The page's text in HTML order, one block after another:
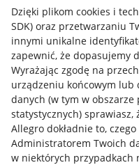
Dzięki plikom cookies i
SDK) oraz przetwarzaniu
innymi unikalne
zapewnić, że dopasujemy
Wyrażając zgodę na
urządzeniu końcowym
danych (w tym w
statystycznych) sprawiasz,
Allegro dokładnie to,
Administratorem Twoich
w niektórych przypadkach